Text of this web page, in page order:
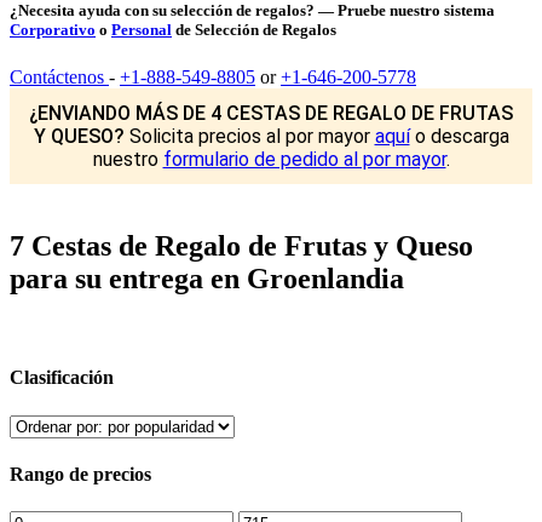
¿Necesita ayuda con su selección de regalos? — Pruebe nuestro sistema
Corporativo o Personal de Selección de Regalos
Contáctenos - +1-888-549-8805 or+1-646-200-5778
¿ENVIANDO MÁS DE 4 CESTAS DE REGALO DE FRUTAS
Y QUESO? Solicita precios al por mayor aquío descarga
nuestro formulario de pedido al por mayor.
7 Cestas de Regalo de Frutas y Queso
para su entrega en Groenlandia
Clasificación
Rango de precios